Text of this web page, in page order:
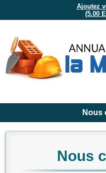
Ajoutez
(5.00
Nous
Nous